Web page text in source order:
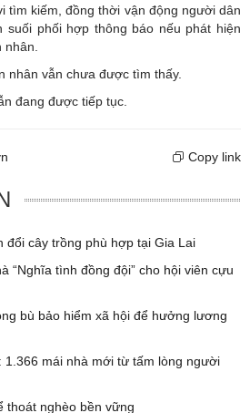
tìm kiếm, đồng thời vận động người dân
suối phối hợp thông báo nếu phát hiện
nhân vẫn chưa được tìm thấy.
đang được tiếp tục.
Copy link
đổi cây trồng phù hợp tại Gia Lai
“Nghĩa tình đồng đội” cho hội viên cựu
bù bảo hiểm xã hội để hưởng lương
1.366 mái nhà mới từ tấm lòng người
thoát nghèo bền vững